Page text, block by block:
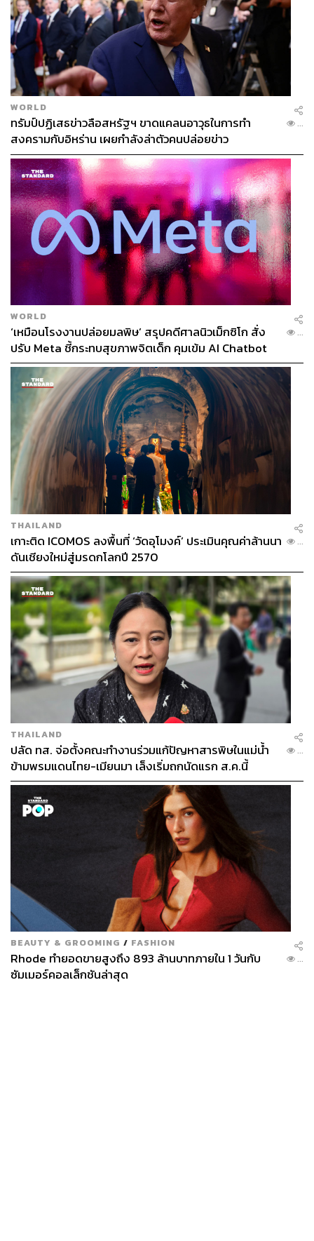
สามารถติดตาม THE STANDARD WEALTH
ผ่านแอปพลิเคชันต่างๆ ที่คุณสะดวกหรือใช้งานอยู่แล้วได้เลย
USA ช่องแคบฮอร์มุซ (Strait of Hormuz)
Pakistan
สงคราม
หอการค้าไทย
สภาอุตสาหกรรมแห่งประเทศไทย
Middle East
ราคาน้ำมัน
เศรษฐกิจโลก
Donald Trump
เศรษฐกิจไทย
น้ำมัน
419
ABOUT THE AUTHOR
เสาวลักษณ์ เขตสูงเนิน
Content Creator THE STANDARD WEALTH
WORLD
ทรัมป์ปฏิเสธข่าวลือสหรัฐฯ ขาดแคลนอาวุธในการทำ
สงครามกับอิหร่าน เผยกำลังล่าตัวคนปล่อยข่าว
...
WORLD
‘เหมือนโรงงานปล่อยมลพิษ’ สรุปคดีศาลนิวเม็กซิโก สั่ง
ปรับ Meta ชี้กระทบสุขภาพจิตเด็ก คุมเข้ม AI Chatbot
...
THAILAND
เกาะติด ICOMOS ลงพื้นที่ ‘วัดอุโมงค์’ ประเมินคุณค่าล้านนา
ดันเชียงใหม่สู่มรดกโลกปี 2570
...
THAILAND
ปลัด ทส. จ่อตั้งคณะทำงานร่วมแก้ปัญหาสารพิษในแม่น้ำ
ข้ามพรมแดนไทย-เมียนมา เล็งเริ่มถกนัดแรก ส.ค.นี้
...
BEAUTY & GROOMING / FASHION
Rhode ทำยอดขายสูงถึง 893 ล้านบาทภายใน 1 วันกับ
ซัมเมอร์คอลเล็กชันล่าสุด
...